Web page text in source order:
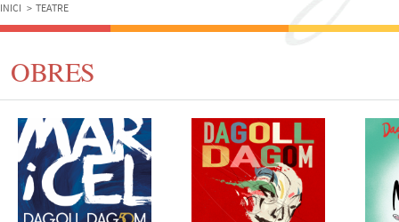
INICI TEATRE
OBRES